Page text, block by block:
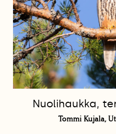
Nuolihaukka,
Tommi Kujala,